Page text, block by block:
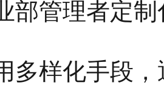
部管理者定
多样化手段